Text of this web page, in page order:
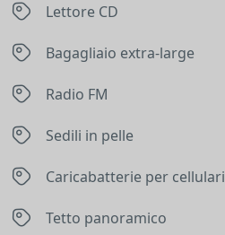
Lettore CD
Bagagliaio extra-large
Radio FM
Sedili in pelle
Caricabatterie per cellulari
Tetto panoramico